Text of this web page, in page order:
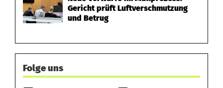
Gericht prüft Luftverschmutzung
und Betrug
Folge uns